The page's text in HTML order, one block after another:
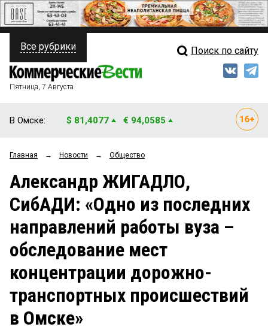
ПОЛИТИКА
ФИНАНСЫ
ОБЩЕСТВО
ЗАКОН
НОВОСТИ КОМПАНИЙ
ПРОИСШЕСТВИЯ
СТИЛЬ ЖИЗНИ
Свежий выпуск
Рейтинги
Блоги
Архив
Все рубрики Поиск по сайту
Пятница, 7 Августа
В Омске: $ 81,4077 € 94,0585
Главная → Новости → Общество
Александр ЖИГАДЛО,
СибАДИ: «Одно из последних
направлений работы вуза –
обследование мест
концентрации дорожно-
транспортных происшествий
в Омске»